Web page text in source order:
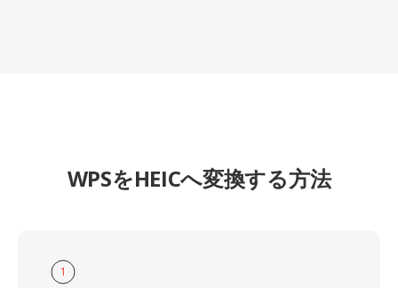
WPSをHEICへ変換する方法
1